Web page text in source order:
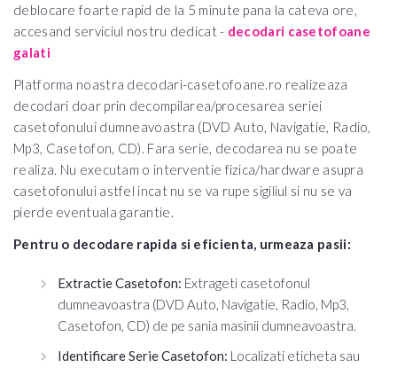
deblocare foarte rapid de la 5 minute pana la cateva ore,
accesand serviciul nostru dedicat - decodari casetofoane
galati
Platforma noastra decodari-casetofoane.ro realizeaza
decodari doar prin decompilarea/procesarea seriei
casetofonului dumneavoastra (DVD Auto, Navigatie, Radio,
Mp3, Casetofon, CD). Fara serie, decodarea nu se poate
realiza. Nu executam o interventie fizica/hardware asupra
casetofonului astfel incat nu se va rupe sigiliul si nu se va
pierde eventuala garantie.
Pentru o decodare rapida si eficienta, urmeaza pasii:
Extractie Casetofon: Extrageti casetofonul
dumneavoastra (DVD Auto, Navigatie, Radio, Mp3,
Casetofon, CD) de pe sania masinii dumneavoastra.
Identificare Serie Casetofon: Localizati eticheta sau